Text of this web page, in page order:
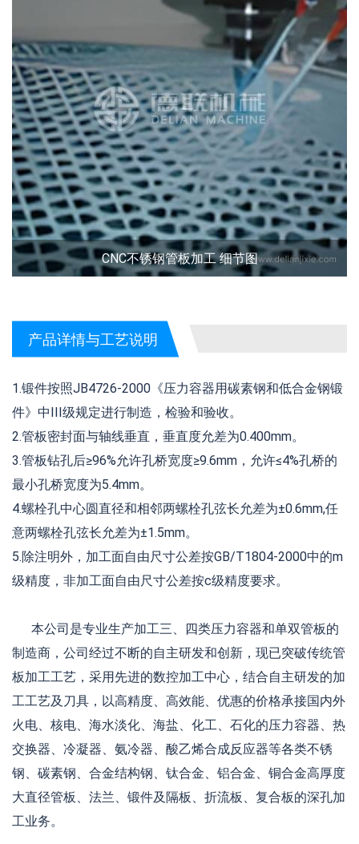
CNC不锈钢管板加工 细节图
产品详情与工艺说明
1.锻件按照JB4726-2000《压力容器用碳素钢和低合金钢锻
件》中III级规定进行制造，检验和验收。
2.管板密封面与轴线垂直，垂直度允差为0.400mm。
3.管板钻孔后≥96%允许孔桥宽度≥9.6mm，允许≤4%孔桥的
最小孔桥宽度为5.4mm。
4.螺栓孔中心圆直径和相邻两螺栓孔弦长允差为±0.6mm,任
意两螺栓孔弦长允差为±1.5mm。
5.除注明外，加工面自由尺寸公差按GB/T1804-2000中的m
级精度，非加工面自由尺寸公差按c级精度要求。
本公司是专业生产加工三、四类压力容器和单双管板的
制造商，公司经过不断的自主研发和创新，现已突破传统管
板加工工艺，采用先进的数控加工中心，结合自主研发的加
工工艺及刀具，以高精度、高效能、优惠的价格承接国内外
火电、核电、海水淡化、海盐、化工、石化的压力容器、热
交换器、冷凝器、氨冷器、酸乙烯合成反应器等各类不锈
钢、碳素钢、合金结构钢、钛合金、铝合金、铜合金高厚度
大直径管板、法兰、锻件及隔板、折流板、复合板的深孔加
工业务。